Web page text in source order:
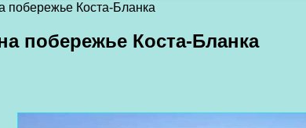
побережье Коста-Бланка
побережье Коста-Бланка